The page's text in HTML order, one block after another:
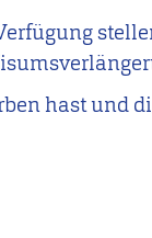
hast und